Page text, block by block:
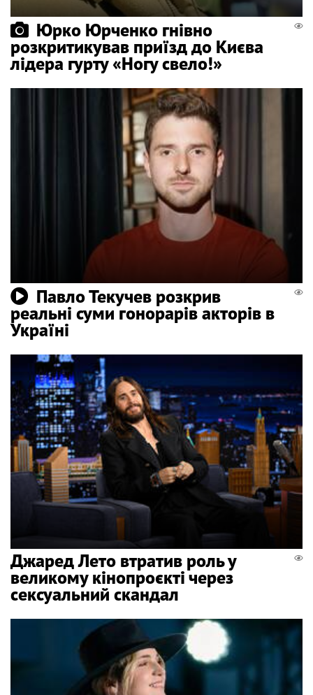
Юрко Юрченко гнівно
розкритикував приїзд до Києва
лідера гурту «Ногу свело!»
Павло Текучев розкрив
реальні суми гонорарів акторів в
Україні
Джаред Лето втратив роль у
великому кінопроєкті через
сексуальний скандал